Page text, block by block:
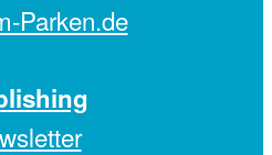
Parken.de